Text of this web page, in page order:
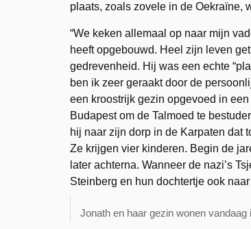
plaats, zoals zovele in de Oekraïne,
“We keken allemaal op naar mijn
heeft opgebouwd. Heel zijn leven
gedrevenheid. Hij was een echte
ben ik zeer geraakt door de
een kroostrijk gezin opgevoed in
Budapest om de Talmoed te
hij naar zijn dorp in de Karpaten dat
Ze krijgen vier kinderen. Begin de
later achterna. Wanneer de nazi’s
Steinberg en hun dochtertje ook naar
Jonath en haar gezin wonen vandaag